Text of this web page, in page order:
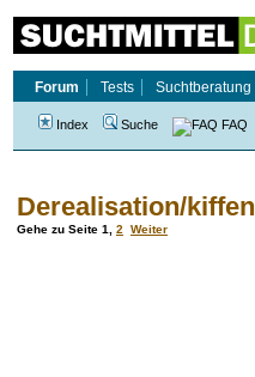
Derealisation/kiffen
Gehe zu Seite 1 2 Weiter
Forum
Tests Suchtberatung
Index Suche FAQ